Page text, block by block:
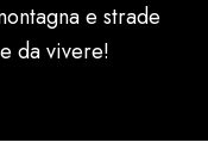
e strade
da vivere!